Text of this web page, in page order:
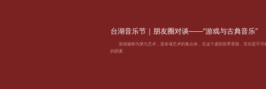
台湖音乐节｜朋友圈对谈——“游戏与古典音乐”
游戏被称为第九艺术，是各项艺术的集合体，在这个虚拟世界里面，音乐是不可
的因素